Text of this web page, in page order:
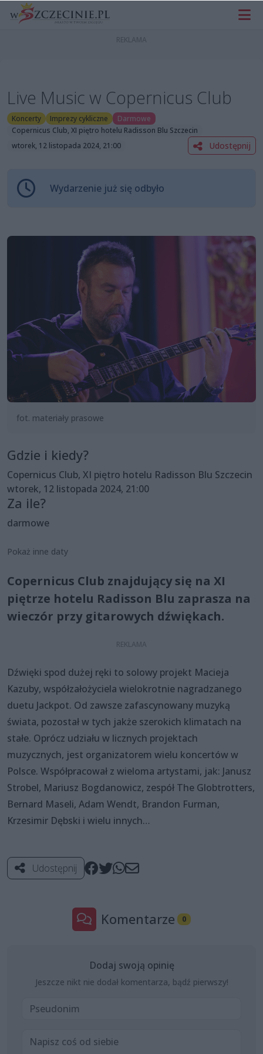
Live Music w Copernicus Club
Koncerty Imprezy cykliczne
Darmowe
Copernicus Club, XI piętro hotelu Radisson Blu Szczecin
wtorek, 12 listopada 2024, 21:00
Udostępnij
Wydarzenie już się odbyło
fot. materiały prasowe
Gdzie i kiedy?
Copernicus Club, XI piętro hotelu Radisson Blu Szczecin
wtorek, 12 listopada 2024, 21:00
Za ile?
darmowe
Pokaż inne daty
Copernicus Club znajdujący się na XI
piętrze hotelu Radisson Blu zaprasza na
wieczór przy gitarowych dźwiękach.
Dźwięki spod dużej ręki to solowy projekt Macieja
Kazuby, współzałożyciela wielokrotnie nagradzanego
duetu Jackpot. Od zawsze zafascynowany muzyką
świata, pozostał w tych jakże szerokich klimatach na
stałe. Oprócz udziału w licznych projektach
muzycznych, jest organizatorem wielu koncertów w
Polsce. Współpracował z wieloma artystami, jak: Janusz
Strobel, Mariusz Bogdanowicz, zespół The Globtrotters,
Bernard Maseli, Adam Wendt, Brandon Furman,
Krzesimir Dębski i wielu innych…
Udostępnij
Komentarze 0
Dodaj swoją opinię
Jeszcze nikt nie dodał komentarza, bądź pierwszy!